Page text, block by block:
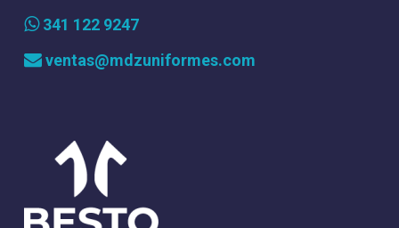
341 122 9247
ventas@mdzuniformes.com